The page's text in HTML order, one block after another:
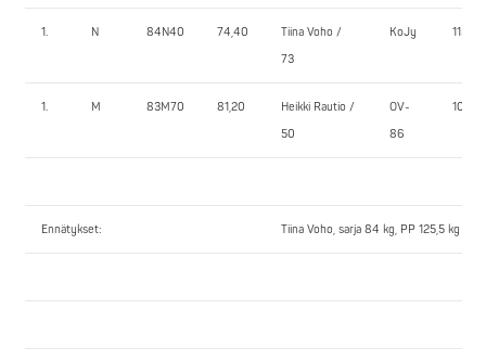
1. N 84N40 74,40
Tiina Voho /
73
KoJy 115,0
1. M 83M70 81,20
Heikki Rautio /
50
OV-
86
100,0
Ennätykset: Tiina Voho, sarja 84 kg, PP 125,5 kg SE